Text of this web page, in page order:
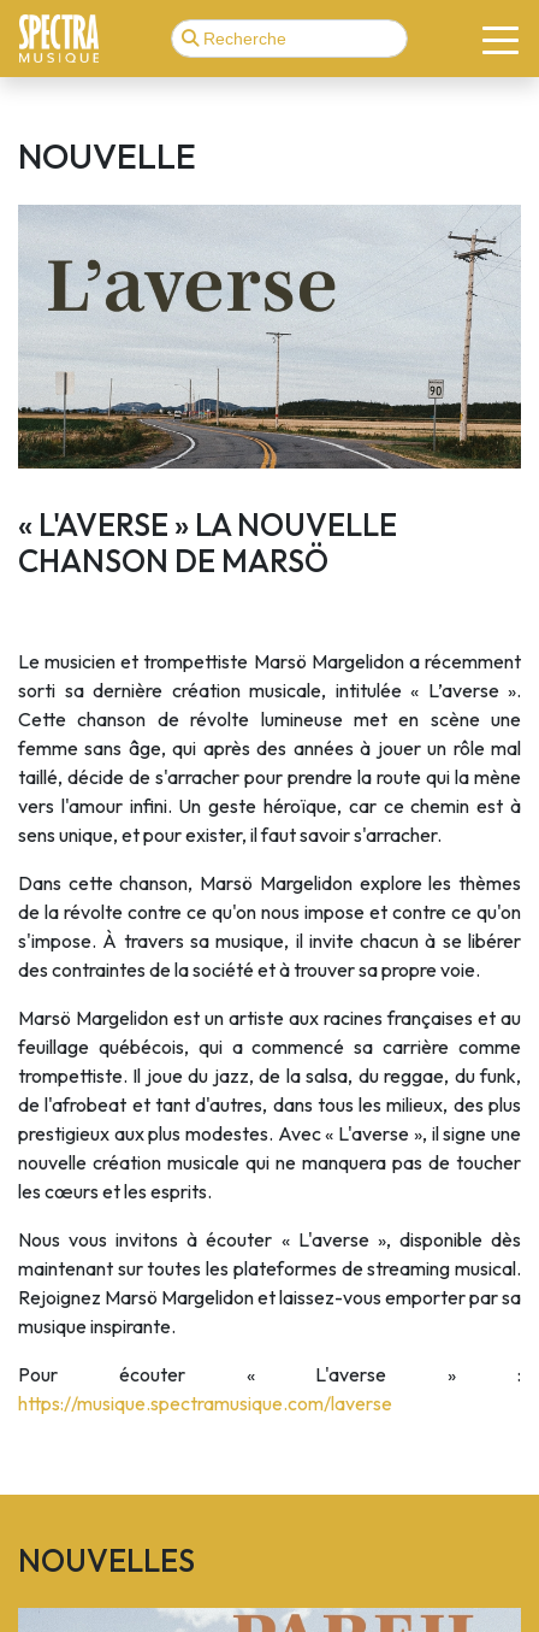
NOUVELLE
« L'AVERSE » LA NOUVELLE
CHANSON DE MARSÖ
Le musicien et trompettiste Marsö Margelidon a récemment
sorti sa dernière création musicale, intitulée « L’averse ».
Cette chanson de révolte lumineuse met en scène une
femme sans âge, qui après des années à jouer un rôle mal
taillé, décide de s'arracher pour prendre la route qui la mène
vers l'amour infini. Un geste héroïque, car ce chemin est à
sens unique, et pour exister, il faut savoir s'arracher.
Dans cette chanson, Marsö Margelidon explore les thèmes
de la révolte contre ce qu'on nous impose et contre ce qu'on
s'impose. À travers sa musique, il invite chacun à se libérer
des contraintes de la société et à trouver sa propre voie.
Marsö Margelidon est un artiste aux racines françaises et au
feuillage québécois, qui a commencé sa carrière comme
trompettiste. Il joue du jazz, de la salsa, du reggae, du funk,
de l'afrobeat et tant d'autres, dans tous les milieux, des plus
prestigieux aux plus modestes. Avec « L'averse », il signe une
nouvelle création musicale qui ne manquera pas de toucher
les cœurs et les esprits.
Nous vous invitons à écouter « L'averse », disponible dès
maintenant sur toutes les plateformes de streaming musical.
Rejoignez Marsö Margelidon et laissez-vous emporter par sa
musique inspirante.
Pour écouter « L'averse » :
https://musique.spectramusique.com/laverse
NOUVELLES